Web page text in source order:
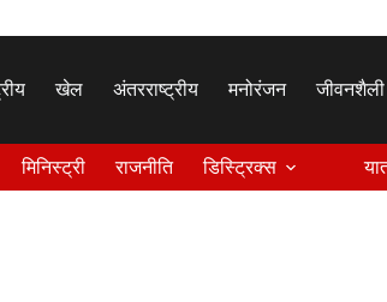
खेल अंतरराष्ट्रीय मनोरंजन जीवनशैली
मिनिस्ट्री राजनीति डिस्ट्रिक्स